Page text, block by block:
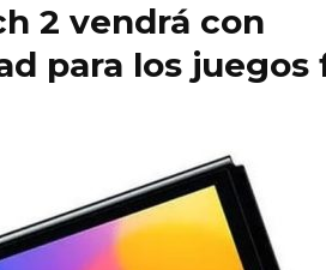
2 vendrá con
para los juegos